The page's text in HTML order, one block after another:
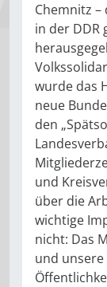
Chemnitz –
in der DDR
wurde das
neue
den
und
über die
wichtige
nicht: Das
und